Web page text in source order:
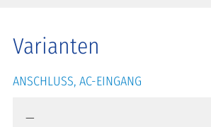
Varianten
ANSCHLUSS, AC-EINGANG